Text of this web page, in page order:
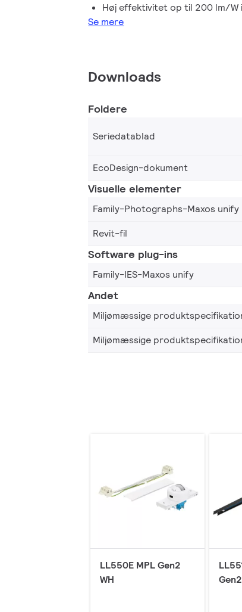
Høj effektivitet op til 200 lm/W
Se mere
Downloads
Foldere
Seriedatablad
EcoDesign-dokument
Visuelle elementer
Family-Photographs-Maxos unify
Revit-fil
Software plug-ins
Family-IES-Maxos unify
Andet
Miljømæssige
Miljømæssige
LL550E MPL Gen2
WH